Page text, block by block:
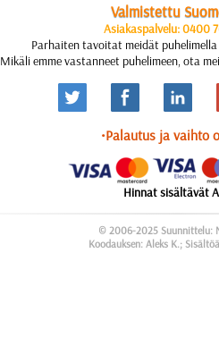
Valmistettu
Asiakaspalvelu: 0400
Parhaiten tavoitat meidät
Mikäli emme vastanneet puhelimeen, ota
•Palautus ja vaihto
Hinnat sisältävät
© 2006-2025 Suunnittelu:
Koodauksen: Aleks K.;